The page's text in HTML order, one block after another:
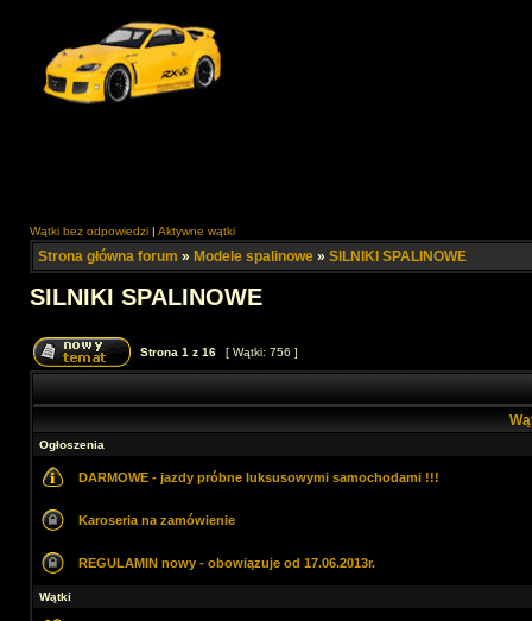
Wątki bez odpowiedzi | Aktywne wątki
Strona główna forum » Modele spalinowe » SILNIKI SPALINOWE
SILNIKI SPALINOWE
Strona 1 z 16 [ Wątki: 756 ]
Ogłoszenia
DARMOWE - jazdy próbne luksusowymi samochodami !!!
Karoseria na zamówienie
REGULAMIN nowy - obowiązuje od 17.06.2013r.
Wątki